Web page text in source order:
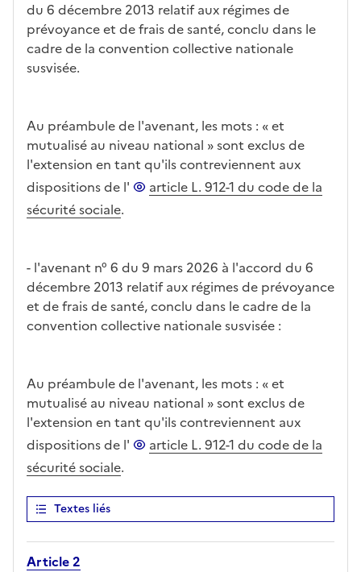
du 6 décembre 2013 relatif aux régimes de
prévoyance et de frais de santé, conclu dans le
cadre de la convention collective nationale
susvisée.
Au préambule de l'avenant, les mots : « et
mutualisé au niveau national » sont exclus de
l'extension en tant qu'ils contreviennent aux
dispositions de l'
article L. 912-1 du code de la
sécurité sociale.
- l'avenant n° 6 du 9 mars 2026 à l'accord du 6
décembre 2013 relatif aux régimes de prévoyance
et de frais de santé, conclu dans le cadre de la
convention collective nationale susvisée :
Au préambule de l'avenant, les mots : « et
mutualisé au niveau national » sont exclus de
l'extension en tant qu'ils contreviennent aux
dispositions de l'
article L. 912-1 du code de la
sécurité sociale.
Textes liés
Article 2